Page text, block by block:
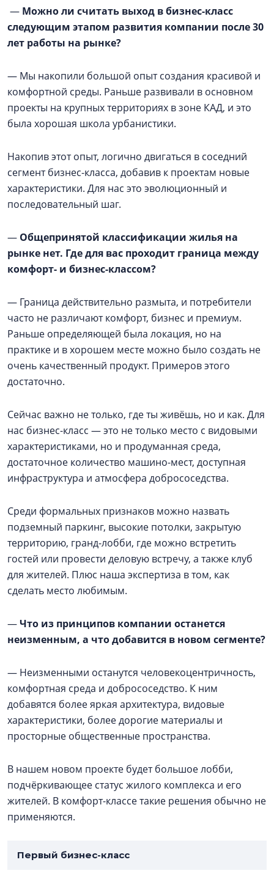
— Можно ли считать выход в бизнес-класс
следующим этапом развития компании после 30
лет работы на рынке?
— Мы накопили большой опыт создания красивой и
комфортной среды. Раньше развивали в основном
проекты на крупных территориях в зоне КАД, и это
была хорошая школа урбанистики.
Накопив этот опыт, логично двигаться в соседний
сегмент бизнес-класса, добавив к проектам новые
характеристики. Для нас это эволюционный и
последовательный шаг.
— Общепринятой классификации жилья на
рынке нет. Где для вас проходит граница между
комфорт- и бизнес-классом?
— Граница действительно размыта, и потребители
часто не различают комфорт, бизнес и премиум.
Раньше определяющей была локация, но на
практике и в хорошем месте можно было создать не
очень качественный продукт. Примеров этого
достаточно.
Сейчас важно не только, где ты живёшь, но и как. Для
нас бизнес-класс — это не только место с видовыми
характеристиками, но и продуманная среда,
достаточное количество машино-мест, доступная
инфраструктура и атмосфера добрососедства.
Среди формальных признаков можно назвать
подземный паркинг, высокие потолки, закрытую
территорию, гранд-лобби, где можно встретить
гостей или провести деловую встречу, а также клуб
для жителей. Плюс наша экспертиза в том, как
сделать место любимым.
—Что из принципов компании останется
неизменным, а что добавится в новом сегменте?
— Неизменными останутся человекоцентричность,
комфортная среда и добрососедство. К ним
добавятся более яркая архитектура, видовые
характеристики, более дорогие материалы и
просторные общественные пространства.
В нашем новом проекте будет большое лобби,
подчёркивающее статус жилого комплекса и его
жителей. В комфорт-классе такие решения обычно не
применяются.
Первый бизнес-класс